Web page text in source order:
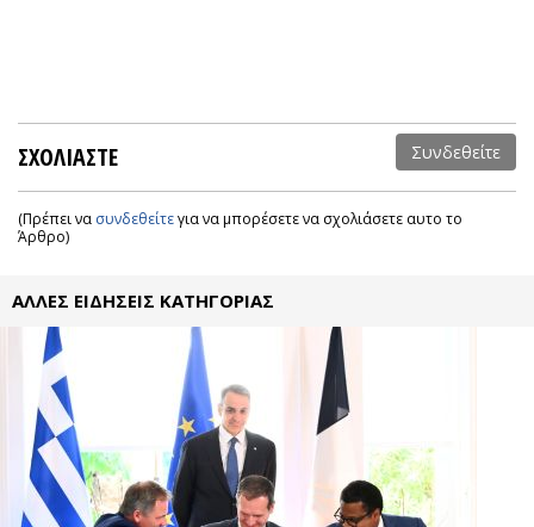
ΣΧΟΛΙΑΣΤΕ Συνδεθείτε
(Πρέπει να συνδεθείτεγια να μπορέσετε να σχολιάσετε αυτο το
Άρθρο)
ΑΛΛΕΣ ΕΙΔΗΣΕΙΣ ΚΑΤΗΓΟΡΙΑΣ